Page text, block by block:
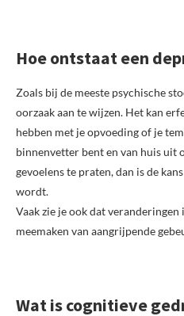
Hoe ontstaat een
Zoals bij de meeste psychische
oorzaak aan te wijzen. Het kan
hebben met je opvoeding of je
binnenvetter bent en van huis uit
gevoelens te praten, dan is de
wordt.
Vaak zie je ook dat
meemaken van aangrijpende
Wat is cognitieve